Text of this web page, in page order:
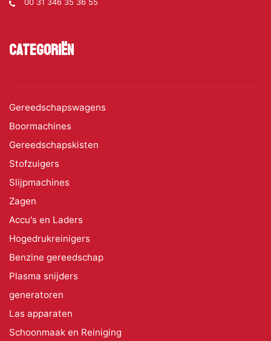
Categoriën
Gereedschapswagens
Boormachines
Gereedschapskisten
Stofzuigers
Slijpmachines
Zagen
Accu's en Laders
Hogedrukreinigers
Benzine gereedschap
Plasma snijders
generatoren
Las apparaten
Schoonmaak en Reiniging